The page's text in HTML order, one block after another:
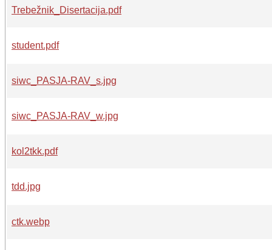
Trebežnik_Disertacija.pdf
student.pdf
siwc_PASJA-RAV_s.jpg
siwc_PASJA-RAV_w.jpg
kol2tkk.pdf
tdd.jpg
ctk.webp